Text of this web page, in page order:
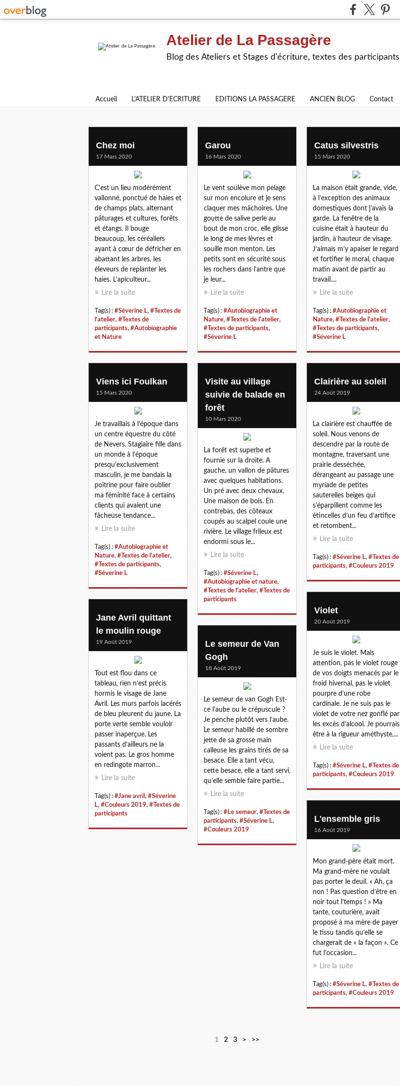
Atelier de La Passagère
Blog des Ateliers et Stages d'écriture, textes des participants
Accueil L'ATELIER D'ECRITURE EDITIONS LA PASSAGERE ANCIEN BLOG Contact
severine l
Chez moi
17 Mars 2020
C’est un lieu modérément
vallonné, ponctué de haies et
de champs plats, alternant
pâturages et cultures, forêts
et étangs. Il bouge
beaucoup, les céréaliers
ayant à cœur de défricher en
abattant les arbres, les
éleveurs de replanter les
haies. L’apiculteur...
Lire la suite
Tag(s) : #Séverine L, #Textes de
l'atelier, #Textes de
participants, #Autobiographie
et Nature
Garou
16 Mars 2020
Le vent soulève mon pelage
sur mon encolure et je sens
claquer mes mâchoires. Une
goutte de salive perle au
bout de mon croc, elle glisse
le long de mes lèvres et
souille mon menton. Les
petits sont en sécurité sous
les rochers dans l’antre que
je leur...
Lire la suite
Tag(s) : #Autobiographie et
Nature, #Textes de l'atelier,
#Textes de participants,
#Séverine L
Catus silvestris
15 Mars 2020
La maison était grande, vide,
à l’exception des animaux
domestiques dont j’avais la
garde. La fenêtre de la
cuisine était à hauteur du
jardin, à hauteur de visage.
J’aimais m’y apaiser le regard
et fortifier le moral, chaque
matin avant de partir au
travail....
Lire la suite
Tag(s) : #Autobiographie et
Nature, #Textes de l'atelier,
#Textes de participants,
#Séverine L
Viens ici Foulkan
15 Mars 2020
Je travaillais à l’époque dans
un centre équestre du côté
de Nevers. Stagiaire fille dans
un monde à l’époque
presqu’exclusivement
masculin, je me bandais la
poitrine pour faire oublier
ma féminité face à certains
clients qui avaient une
fâcheuse tendance...
Lire la suite
Tag(s) : #Autobiographie et
Nature, #Textes de l'atelier,
#Textes de participants,
#Séverine L
Visite au village
suivie de balade en
forêt
10 Mars 2020
La forêt est superbe et
fournie sur la droite. A
gauche, un vallon de pâtures
avec quelques habitations.
Un pré avec deux chevaux.
Une maison de bois. En
contrebas, des côteaux
coupés au scalpel coule une
rivière. Le village frileux est
endormi sous le...
Lire la suite
Tag(s) : #Séverine L,
#Autobiographie et nature,
#Textes de l'atelier, #Textes de
participants
Clairière au soleil
24 Août 2019
La clairière est chauffée de
soleil. Nous venons de
descendre par la route de
montagne, traversant une
prairie desséchée,
dérangeant au passage une
myriade de petites
sauterelles beiges qui
s’éparpillent comme les
étincelles d’un feu d’artifice
et retombent...
Lire la suite
Tag(s) : #Séverine L, #Textes de
participants, #Couleurs 2019
Violet
20 Août 2019
Je suis le violet. Mais
attention, pas le violet rouge
de vos doigts menacés par le
froid hivernal, pas le violet
pourpre d’une robe
cardinale. Je ne suis pas le
violet de votre nez gonflé par
les excès d’alcool. Je pourrais
être à la rigueur améthyste,...
Lire la suite
Tag(s) : #Séverine L, #Textes de
participants, #Couleurs 2019
Jane Avril quittant
le moulin rouge
19 Août 2019
Tout est flou dans ce
tableau, rien n’est précis
hormis le visage de Jane
Avril. Les murs parfois lacérés
de bleu pleurent du jaune. La
porte verte semble vouloir
passer inaperçue. Les
passants d’ailleurs ne la
voient pas. Le gros homme
en redingote marron...
Lire la suite
Tag(s) : #Jane avril , #Séverine
L, #Couleurs 2019, #Textes de
participants
Le semeur de Van
Gogh
18 Août 2019
Le semeur de van Gogh Est-
ce l’aube ou le crépuscule ?
Je penche plutôt vers l’aube.
Le semeur habillé de sombre
jette de sa grosse main
calleuse les grains tirés de sa
besace. Elle a tant vécu,
cette besace, elle a tant servi,
qu’elle semble faire partie...
Lire la suite
Tag(s) : #Le semeur, #Textes de
participants, #Séverine L,
#Couleurs 2019
L'ensemble gris
16 Août 2019
Mon grand-père était mort.
Ma grand-mère ne voulait
pas porter le deuil. « Ah, ça
non ! Pas question d’être en
noir tout l’temps ! » Ma
tante, couturière, avait
proposé à ma mère de payer
le tissu tandis qu’elle se
chargerait de « la façon ». Ce
fut l’occasion...
Lire la suite
Tag(s) : #Séverine L, #Textes de
participants, #Couleurs 2019
1 2 3 > >>